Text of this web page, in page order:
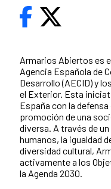
Armarios Abiertos es
Agencia Española de
Desarrollo (AECID) y
el Exterior. Esta
España con la defensa
promoción de una
diversa. A través de
humanos, la igualdad
diversidad cultural,
activamente a los
la Agenda 2030.